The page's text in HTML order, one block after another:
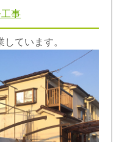
事
ています。